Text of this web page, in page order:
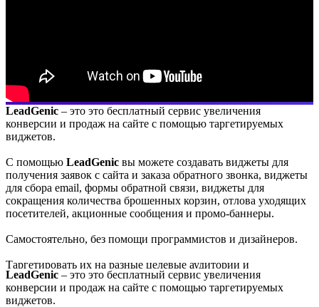
LeadGenic – это это бесплатный сервис увеличения
конверсии и продаж на сайте с помощью таргетируемых
виджетов.
С помощью LeadGenic вы можете создавать виджеты для
получения заявок с сайта и заказа обратного звонка, виджеты
для сбора email, формы обратной связи, виджеты для
сокращения количества брошенных корзин, отлова уходящих
посетителей, акционные сообщения и промо-баннеры.
Самостоятельно, без помощи программистов и дизайнеров.
Таргетировать их на разные целевые аудитории и
конвертировать до 300% больше своих посетителей в заявки,
подписчиков и продажи.
LeadGenic – это это бесплатный сервис увеличения
конверсии и продаж на сайте с помощью таргетируемых
виджетов.